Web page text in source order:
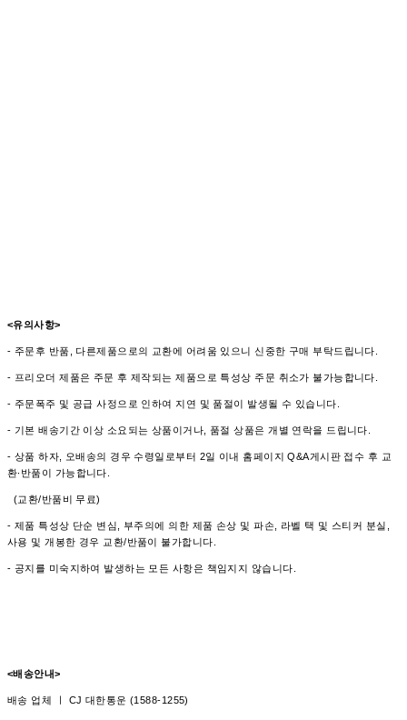
<유의사항>
- 주문후 반품, 다른제품으로의 교환에 어려움 있으니 신중한 구매 부탁드립니다.
- 프리오더 제품은 주문 후 제작되는 제품으로 특성상 주문 취소가 불가능합니다.
- 주문폭주 및 공급 사정으로 인하여 지연 및 품절이 발생될 수 있습니다.
- 기본 배송기간 이상 소요되는 상품이거나, 품절 상품은 개별 연락을 드립니다.
- 상품 하자, 오배송의 경우 수령일로부터 2일 이내 홈페이지 Q&A게시판 접수 후 교
환∙반품이 가능합니다.
(교환/반품비 무료)
- 제품 특성상 단순 변심, 부주의에 의한 제품 손상 및 파손, 라벨 택 및 스티커 분실,
사용 및 개봉한 경우 교환/반품이 불가합니다.
- 공지를 미숙지하여 발생하는 모든 사항은 책임지지 않습니다.
<배송안내>
배송 업체 ㅣ CJ 대한통운 (1588-1255)